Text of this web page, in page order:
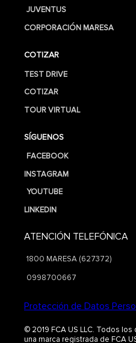
JUVENTUS
CORPORACIÓN MARESA
COTIZAR
TEST DRIVE
COTIZAR
TOUR VIRTUAL
SÍGUENOS
FACEBOOK
INSTAGRAM
YOUTUBE
LINKEDIN
ATENCIÓN TELEFÓNICA
1800 MARESA (627372)
0998700667
Protección de Datos
© 2019 FCA US LLC. Todos
una marca registrada de FCA